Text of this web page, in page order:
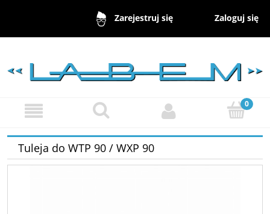
Zarejestruj się Zaloguj się
Tuleja do WTP 90 / WXP 90